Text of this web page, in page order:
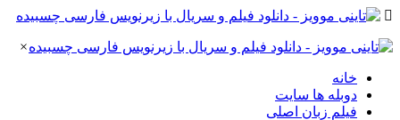
×
خانه
دوبله ها سایت
فیلم زبان اصلی